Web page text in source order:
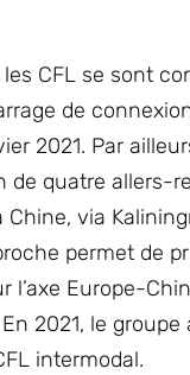
CFL se sont
de
2021. Par
quatre allers-
via
permet de
Europe-
2021, le groupe
intermodal.